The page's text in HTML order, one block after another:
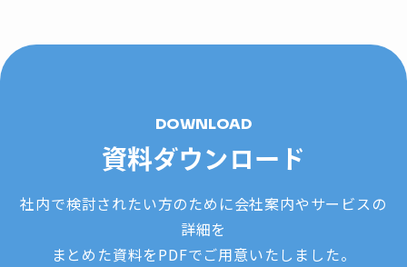
DOWNLOAD
資料ダウンロード
社内で検討されたい方のために会社案内やサービスの
詳細を
まとめた資料をPDFでご用意いたしました。